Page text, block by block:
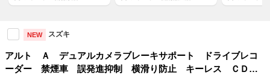
NEW スズキ
アルト Ａ デュアルカメラブレーキサポート ドライブレコ
ーダー 禁煙車 誤発進抑制 横滑り防止 キーレス ＣＤ